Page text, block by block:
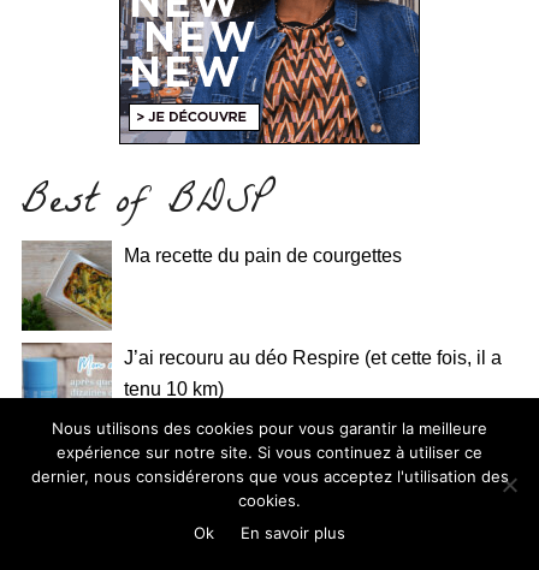
Best of BDSP
Ma recette du pain de courgettes
J’ai recouru au déo Respire (et cette fois, il a
tenu 10 km)
Futuroscope : avis, attractions préférées et 3
conseils pour préparer votre visite
Nous utilisons des cookies pour vous garantir la meilleure
expérience sur notre site. Si vous continuez à utiliser ce
dernier, nous considérerons que vous acceptez l'utilisation des
cookies.
Ok
En savoir plus